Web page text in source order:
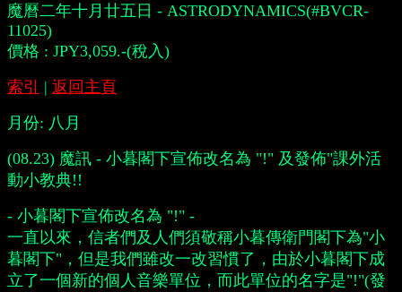
魔曆二年十月廿五日 - ASTRODYNAMICS(#BVCR-
11025)
價格 : JPY3,059.-(稅入)
索引
| 返回主頁
月份: 八月
(08.23) 魔訊 - 小暮閣下宣佈改名為 "!" 及發佈"課外活
動小教典!!
- 小暮閣下宣佈改名為 "!" -
一直以來，信者們及人們須敬稱小暮傳衛門閣下為"小
暮閣下"，但是我們雖改一改習慣了，由於小暮閣下成
立了一個新的個人音樂單位，而此單位的名字是"!"(發